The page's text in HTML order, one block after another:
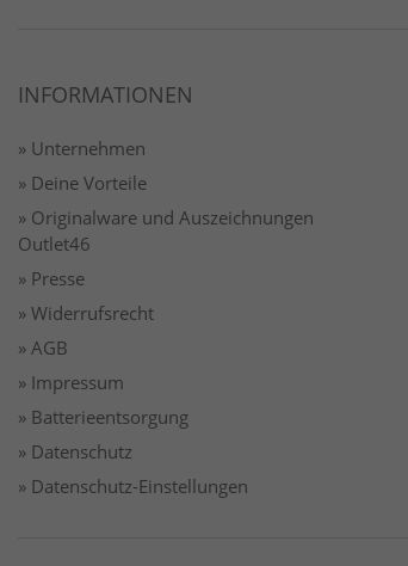
INFORMATIONEN
» Unternehmen
» Deine Vorteile
» Originalware und Auszeichnungen
Outlet46
» Presse
» Widerrufsrecht
» AGB
» Impressum
» Batterieentsorgung
» Datenschutz
» Datenschutz-Einstellungen